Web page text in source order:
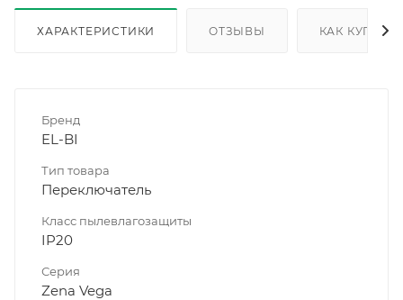
ХАРАКТЕРИСТИКИ ОТЗЫВЫ КАК КУПИТЬ
Бренд
EL-BI
Тип товара
Переключатель
Класс пылевлагозащиты
IP20
Серия
Zena Vega